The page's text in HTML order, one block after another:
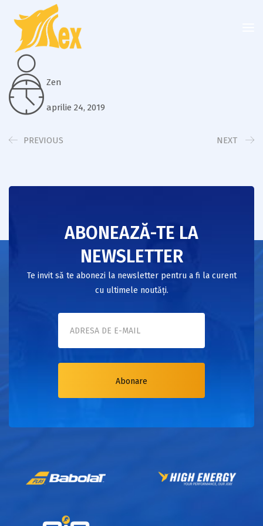
Zen
aprilie 24, 2019
PREVIOUS NEXT
ABONEAZĂ-TE LA
NEWSLETTER
Te invit să te abonezi la newsletter pentru a fi la curent
cu ultimele noutăți.